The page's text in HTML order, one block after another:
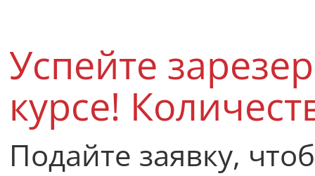
Успейте
курсе!
Подайте заявку,